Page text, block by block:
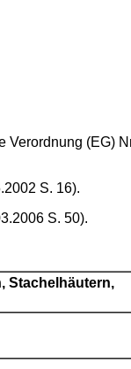
(EG)
S. 16).
S. 50).
Stachelhäutern,